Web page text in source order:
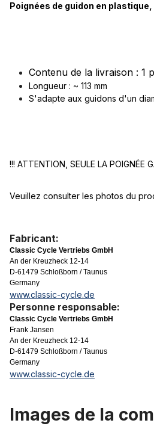
Poignées de guidon en
Contenu de la livraison : 1
Longueur : ~ 113 mm
S'adapte aux guidons d'un
!!! ATTENTION, SEULE LA POIGNÉE
Veuillez consulter les photos du
Fabricant:
Classic Cycle Vertriebs GmbH
An der Kreuzheck 12-14
D-61479 Schloßborn / Taunus
Germany
www.classic-cycle.de
Personne responsable:
Classic Cycle Vertriebs GmbH
Frank Jansen
An der Kreuzheck 12-14
D-61479 Schloßborn / Taunus
Germany
www.classic-cycle.de
Images de la